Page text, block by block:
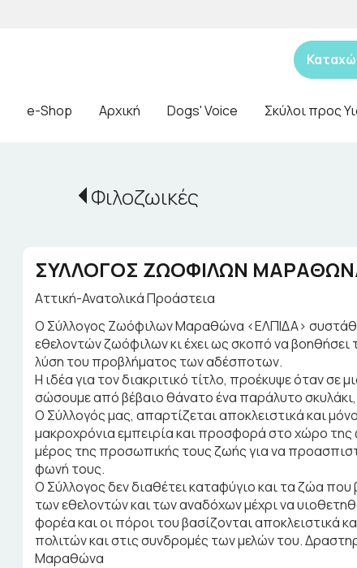
e-Shop Αρχική Dogs' Voice Σκύλοι προς
Φιλοζωικές
ΣΥΛΛΟΓΟΣ ΖΩΟΦΙΛΩΝ
Αττική-Ανατολικά Προάστεια
Ο Σύλλογος Ζωόφιλων Μαραθώνα <ΕΛΠΙΔΑ>
εθελοντών ζωόφιλων κι έχει ως σκοπό να
λύση του προβλήματος των αδέσποτων.
Η ιδέα για τον διακριτικό τίτλο, προέκυψε όταν σε
σώσουμε από βέβαιο θάνατο ένα παράλυτο
Ο Σύλλογός μας, απαρτίζεται αποκλειστικά και
μακροχρόνια εμπειρία και προσφορά στο χώρο
μέρος της προσωπικής τους ζωής για να
φωνή τους.
Ο Σύλλογος δεν διαθέτει καταφύγιο και τα ζώα
των εθελοντών και των αναδόχων μέχρι να
φορέα και οι πόροι του βασίζονται αποκλειστικά
πολιτών και στις συνδρομές των μελών του.
Μαραθώνα